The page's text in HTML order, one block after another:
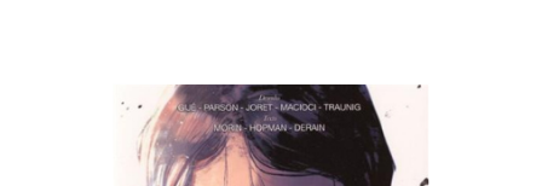
Bibliotecas
Divulgação